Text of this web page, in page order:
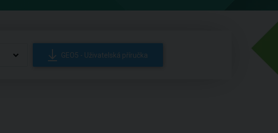
GEO5 - Uživatelská příručka